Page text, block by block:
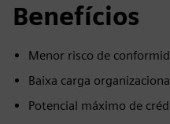
Benefícios
Menor risco de
Baixa carga
Potencial máximo de